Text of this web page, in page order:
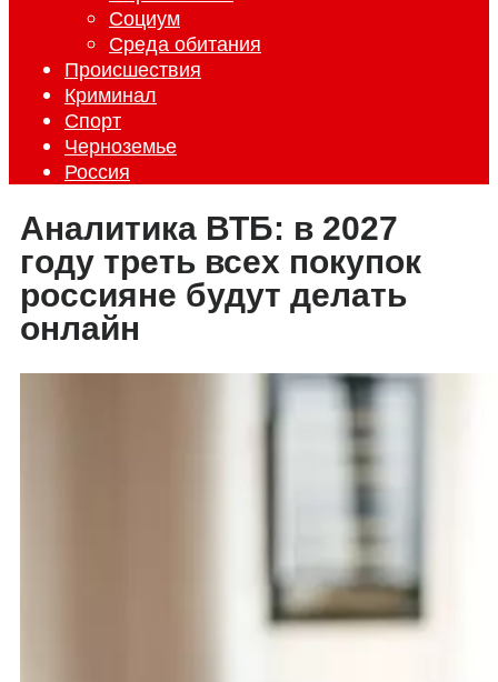
Социум
Среда обитания
Происшествия
Криминал
Спорт
Черноземье
Россия
Аналитика ВТБ: в 2027
году треть всех покупок
россияне будут делать
онлайн